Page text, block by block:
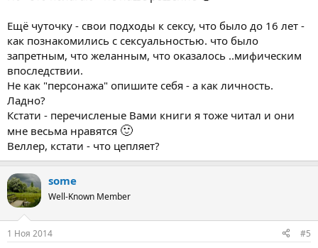
Ещё чуточку - свои подходы к сексу, что было до 16 лет -
как познакомились с сексуальностью. что было
запретным, что желанным, что оказалось ..мифическим
впоследствии.
Не как "персонажа" опишите себя - а как личность.
Ладно?
Кстати - перечисленые Вами книги я тоже читал и они
мне весьма нравятся 🙂
Веллер, кстати - что цепляет?
some
Well-Known Member
1 Ноя 2014 #5